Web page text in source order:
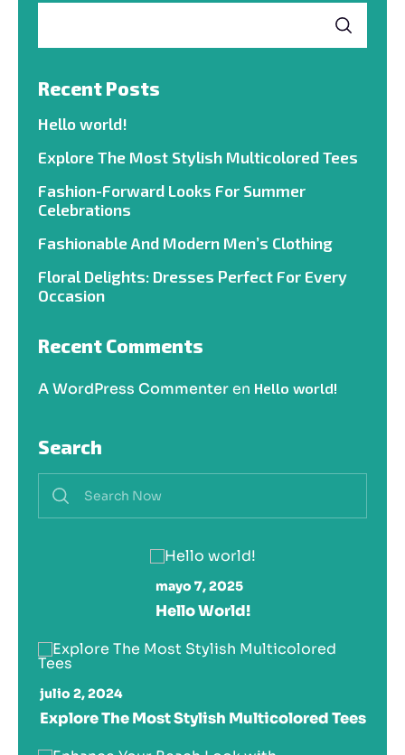
Recent Posts
Hello world!
Explore The Most Stylish Multicolored Tees
Fashion-Forward Looks For Summer
Celebrations
Fashionable And Modern Men’s Clothing
Floral Delights: Dresses Perfect For Every
Occasion
Recent Comments
A WordPress Commenteren Hello world!
Search
mayo 7, 2025
Hello World!
julio 2, 2024
Explore The Most Stylish Multicolored Tees